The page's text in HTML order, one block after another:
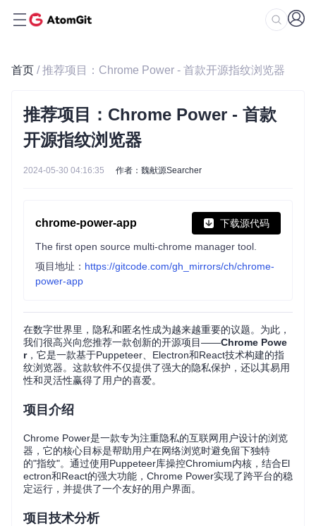
首页 / 推荐项目：Chrome Power - 首款开源指纹浏览器
推荐项目：Chrome Power - 首款
开源指纹浏览器
2024-05-30 04:16:35 作者：魏献源Searcher
chrome-power-app 下载源代码
The first open source multi-chrome manager tool.
项目地址： https://gitcode.com/gh_mirrors/ch/chrome-
power-app
在数字世界里，隐私和匿名性成为越来越重要的议题。为此，
我们很高兴向您推荐一款创新的开源项目——Chrome Powe
r，它是一款基于Puppeteer、Electron和React技术构建的指
纹浏览器。这款软件不仅提供了强大的隐私保护，还以其易用
性和灵活性赢得了用户的喜爱。
项目介绍
Chrome Power是一款专为注重隐私的互联网用户设计的浏览
器，它的核心目标是帮助用户在网络浏览时避免留下独特
的"指纹"。通过使用Puppeteer库操控Chromium内核，结合El
ectron和React的强大功能，Chrome Power实现了跨平台的稳
定运行，并提供了一个友好的用户界面。
项目技术分析